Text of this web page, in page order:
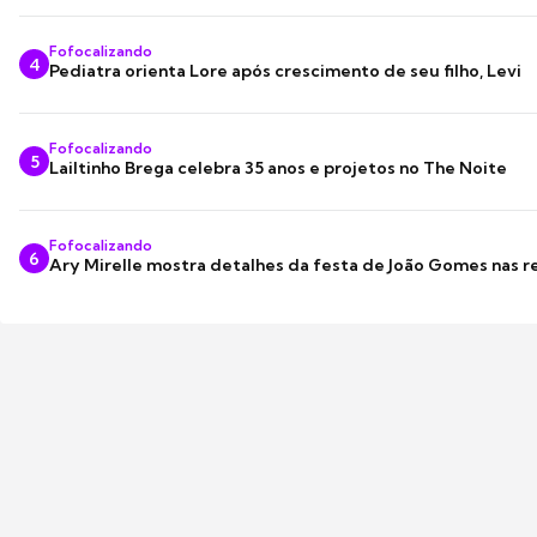
4
Fofocalizando
Pediatra orienta Lore após crescimento de seu filho, Levi
5
Fofocalizando
Lailtinho Brega celebra 35 anos e projetos no The Noite
6
Fofocalizando
Ary Mirelle mostra detalhes da festa de João Gomes nas